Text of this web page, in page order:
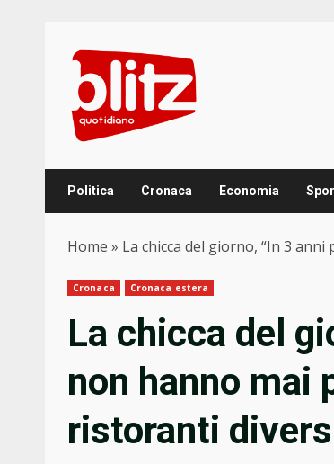
content
Politica Cronaca Economia
Home » La chicca del giorno, “In 3
Cronaca Cronaca estera
La chicca del
non hanno mai
ristoranti